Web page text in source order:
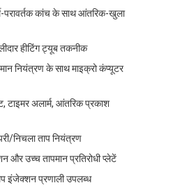
परावर्तक कांच के साथ आंतरिक-खुला
हीटिंग ट्यूब तकनीक
नियंत्रण के साथ माइक्रो कंप्यूटर
टाइमर अलार्म, आंतरिक प्रकाश
निचला ताप नियंत्रण
और उच्च तापमान प्रतिरोधी प्लेटें
इंजेक्शन प्रणाली उपलब्ध